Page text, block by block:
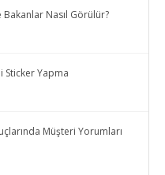
Nasıl Görülür?
Sticker Yapma
Müşteri Yorumları